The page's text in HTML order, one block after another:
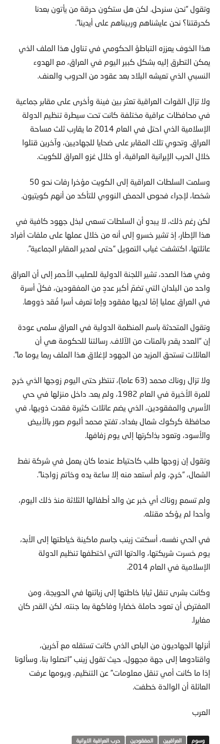
وتقول “نحن سنرحل. لكن هل ستكون حرقة من يأتون بعدنا
كحرقتنا؟ نحن عايشناهم وربيناهم على أيدينا”.
هذا الخوف يعززه التباطؤ الحكومي في تناول هذا الملف الذي
يمكن التطرق إليه بشكل كبير اليوم في العراق، مع الهدوء
النسبي الذي تعيشه البلاد بعد عقود من الحروب والعنف.
ولا تزال القوات العراقية تعثر بين فينة وأخرى على مقابر جماعية
في محافظات عراقية مختلفة كانت تحت سيطرة تنظيم الدولة
الإسلامية الذي احتل في العام 2014 ما يقارب ثلث مساحة
العراق. وتحوي تلك المقابر على ضحايا للجهاديين، وآخرين قتلوا
خلال الحرب الإيرانية العراقية، أو خلال غزو العراق للكويت.
وسلمت السلطات العراقية إلى الكويت مؤخرا رفات نحو 50
شخصا، لإجراء فحوص الحمض النووي للتأكد من أنهم كويتيون.
لكن رغم ذلك، لا يبدو أن السلطات تسعى لبذل جهود كافية في
هذا الإطار، إذ تشير خسرو إلى أنه من خلال عملها على ملفات أفراد
عائلتها، اكتشفت غياب التمويل “حتى لمدير المقابر الجماعية”.
وفي هذا الصدد، تشير اللجنة الدولية للصليب الأحمر إلى أن العراق
واحد من البلدان التي تضمّ أكبر عددٍ من المفقودين، فكلّ أسرة
في العراق عمليا إمّا لديها مفقود وإما تعرف أسرا فُقد ذووها.
وتقول المتحدثة باسم المنظمة الدولية في العراق سلمى عودة
إن “العدد يقدر بالمئات من الآلاف. رسالتنا للحكومة هي أن
العائلات تستحق المزيد من الجهود لإغلاق هذا الملف ربما يوما ما”.
ولا تزال روناك محمد (63 عاما)، تنتظر حتى اليوم زوجها الذي خرج
للمرة الأخيرة في العام 1982، ولم يعد. داخل منزلها في حي
الأسرى والمفقودين، الذي يضم عائلات كثيرة فقدت ذويها، في
محافظة كركوك شمال بغداد، تفتح محمد ألبوم صور بالأبيض
والأسود، وتعود بذاكرتها إلى يوم زفافها.
وتقول إن زوجها طلب كاحتياط عندما كان يعمل في شركة نفط
الشمال، “خرج، ولم أستعد منه إلا ساعة يده وخاتم زواجنا”.
ولم تسمع روناك أي خبر عن والد أطفالها الثلاثة منذ ذلك اليوم،
وأحدا لم يؤكد مقتله.
في الحي نفسه، أسكتت زينب جاسم ماكينة خياطتها إلى الأبد،
يوم خسرت شريكتها، والدتها التي اختطفها تنظيم الدولة
الإسلامية في العام 2014.
وكانت بشرى تنقل ثيابا خاطتها إلى زبائنها في الحويجة، ومن
المفترض أن تعود حاملة خضارا وفاكهة بما جنته. لكن القدر كان
مغايرا.
أنزلها الجهاديون من الباص الذي كانت تستقله مع آخرين،
واقتادوها إلى جهة مجهول، حيث تقول زينب “اتصلوا بنا، وسألونا
إذا ما كانت أمي تنقل معلومات” عن التنظيم، ويومها عرفت
العائلة أن الوالدة خطفت.
العرب
العراقيين المفقودين حرب العراقية الايرانية